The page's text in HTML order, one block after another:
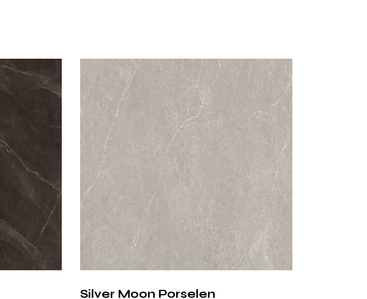
Güzellik
Ordesa, oniks taşının parlak ve yarı saydam yapısını
porselenin dayanıklılığıyla yeniden yorumlar.
Beyaz zemin üzerindeki
gri, inci ve açık bej tonları
sakin, huzurlu ve zarif bir atmosfer
kazandırır.
Parlak yüzeyi sayesinde ışığı yansıtır, iç mekanlara
derinlik
ve ferahlık
verir.
Silver Moon Porselen